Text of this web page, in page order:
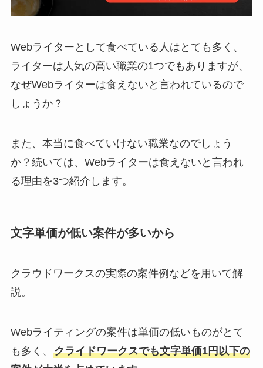
Webライターとして食べている人はとても多く、
ライターは人気の高い職業の1つでもありますが、
なぜWebライターは食えないと言われているので
しょうか？
また、本当に食べていけない職業なのでしょう
か？続いては、Webライターは食えないと言われ
る理由を3つ紹介します。
文字単価が低い案件が多いから
クラウドワークスの実際の案件例などを用いて解
説。
Webライティングの案件は単価の低いものがとて
も多く、 クライドワークスでも文字単価1円以下の